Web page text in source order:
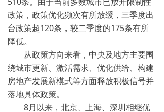
政策，政策优化频次有所放缓，三季度出
台政策超120条，较二季度的175条有所
降低。
从政策方向来看，中央及地方主要围
绕城市更新、激活需求、优化供给、构建
房地产发展新模式等方面释放积极信号并
落地具体政策。
8月以来，北京、上海、深圳相继优